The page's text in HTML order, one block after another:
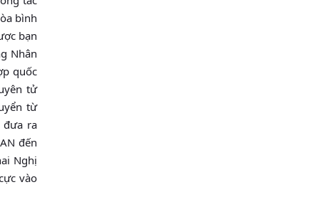
bình
bạn
Nhân
quốc
tử
từ
đưa ra
đến
Nghị
vào